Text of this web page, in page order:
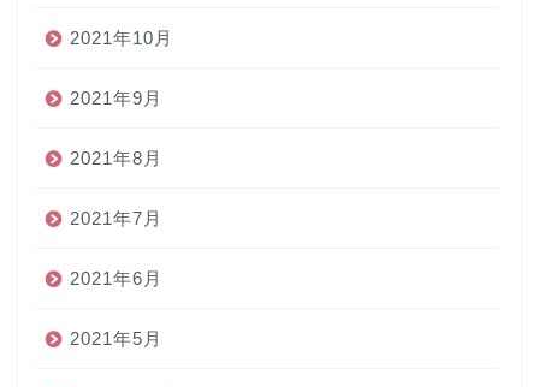
2021年10月
2021年9月
2021年8月
2021年7月
2021年6月
2021年5月